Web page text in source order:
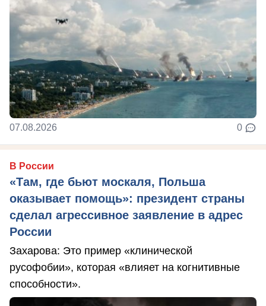
07.08.2026 0
В России
«Там, где бьют москаля, Польша
оказывает помощь»: президент страны
сделал агрессивное заявление в адрес
России
Захарова: Это пример «клинической
русофобии», которая «влияет на когнитивные
способности».